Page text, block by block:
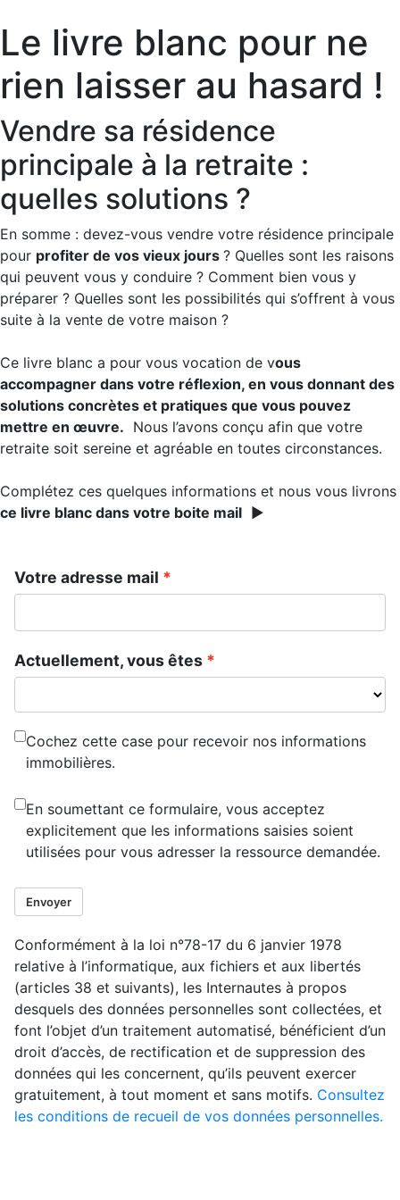
Le livre blanc pour ne
rien laisser au hasard !
Vendre sa résidence
principale à la retraite :
quelles solutions ?
En somme : devez-vous vendre votre résidence principale
pour profiter de vos vieux jours ? Quelles sont les raisons
qui peuvent vous y conduire ? Comment bien vous y
préparer ? Quelles sont les possibilités qui s’offrent à vous
suite à la vente de votre maison ?
Ce livre blanc a pour vous vocation de vous
accompagner dans votre réflexion, en vous donnant des
solutions concrètes et pratiques que vous pouvez
mettre en œuvre. Nous l’avons conçu afin que votre
retraite soit sereine et agréable en toutes circonstances.
Complétez ces quelques informations et nous vous livrons
ce livre blanc dans votre boite mail ►
Votre adresse mail
Actuellement, vous êtes
Cochez cette case pour recevoir nos informations
immobilières.
En soumettant ce formulaire, vous acceptez
explicitement que les informations saisies soient
utilisées pour vous adresser la ressource demandée.
Envoyer
Conformément à la loi n°78-17 du 6 janvier 1978
relative à l’informatique, aux fichiers et aux libertés
(articles 38 et suivants), les Internautes à propos
desquels des données personnelles sont collectées, et
font l’objet d’un traitement automatisé, bénéficient d’un
droit d’accès, de rectification et de suppression des
données qui les concernent, qu’ils peuvent exercer
gratuitement, à tout moment et sans motifs. Consultez
les conditions de recueil de vos données personnelles.